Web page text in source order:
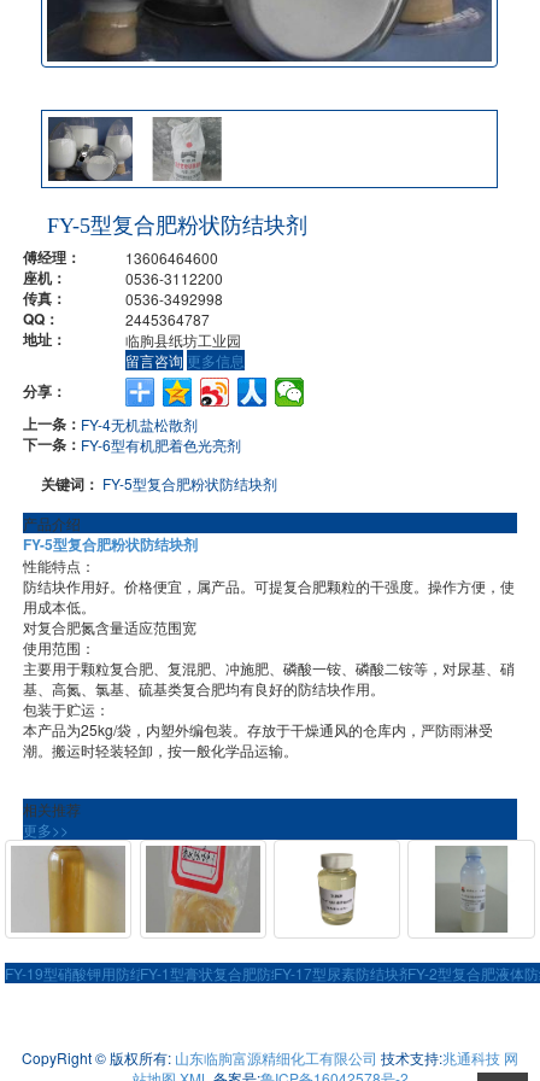
FY-5型复合肥粉状防结块剂
傅经理： 13606464600
座机： 0536-3112200
传真： 0536-3492998
QQ： 2445364787
地址：
临朐县纸坊工业园
留言咨询 更多信息
分享：
上一条： FY-4无机盐松散剂
下一条： FY-6型有机肥着色光亮剂
关键词： FY-5型复合肥粉状防结块剂
产品介绍
FY-5型复合肥粉状防结块剂
性能特点：
防结块作用好。价格便宜，属产品。可提复合肥颗粒的干强度。操作方便，使
用成本低。
对复合肥氮含量适应范围宽
使用范围：
主要用于颗粒复合肥、复混肥、冲施肥、磷酸一铵、磷酸二铵等，对尿基、硝
基、高氮、氯基、硫基类复合肥均有良好的防结块作用。
包装于贮运：
本产品为25kg/袋，内塑外编包装。存放于干燥通风的仓库内，严防雨淋受
潮。搬运时轻装轻卸，按一般化学品运输。
相关推荐
更多>>
FY-19型硝酸钾用防结块剂FY-1型膏状复合肥防结块剂FY-17型尿素防结块剂FY-2型复合肥液体
CopyRight © 版权所有: 山东临朐富源精细化工有限公司 技术支持:兆通科技 网